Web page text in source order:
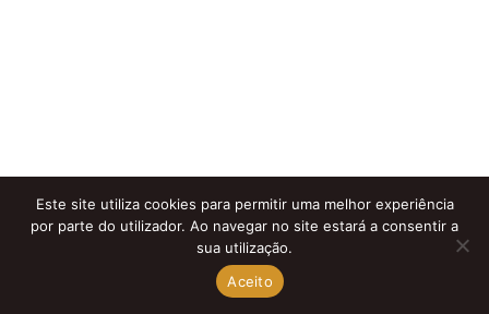
Este site utiliza cookies para permitir uma melhor experiência
por parte do utilizador. Ao navegar no site estará a consentir a
sua utilização.
Aceito